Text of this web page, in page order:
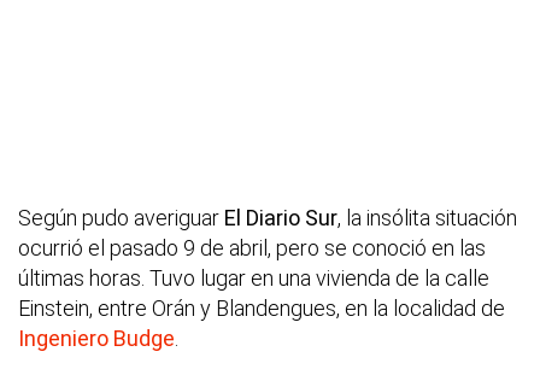
Según pudo averiguar El Diario Sur, la insólita situación
ocurrió el pasado 9 de abril, pero se conoció en las
últimas horas. Tuvo lugar en una vivienda de la calle
Einstein, entre Orán y Blandengues, en la localidad de
Ingeniero Budge.